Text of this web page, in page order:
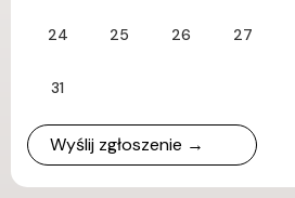
24 25 26 27
31
Wyślij zgłoszenie →